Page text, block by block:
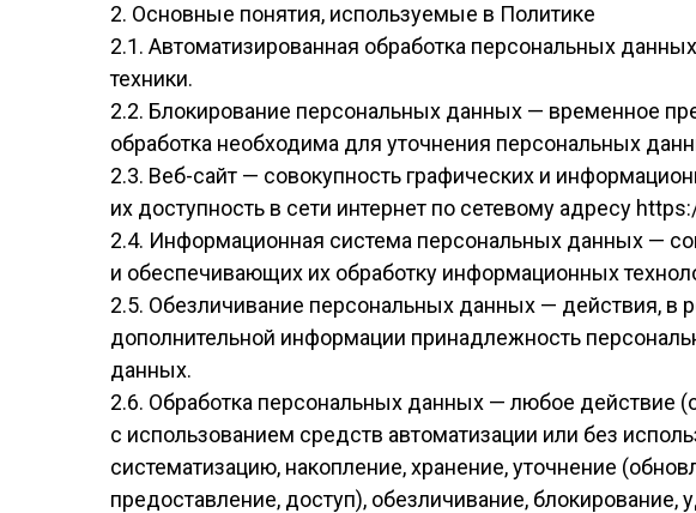
2. Основные понятия, используемые в Политике
2.1. Автоматизированная обработка персональных
техники.
2.2. Блокирование персональных данных — временное
обработка необходима для уточнения персональных
2.3. Веб-сайт — совокупность графических и
их доступность в сети интернет по сетевому адресу
2.4. Информационная система персональных данных —
и обеспечивающих их обработку информационных
2.5. Обезличивание персональных данных — действия, в
дополнительной информации принадлежность
данных.
2.6. Обработка персональных данных — любое действие
с использованием средств автоматизации или без
систематизацию, накопление, хранение, уточнение
предоставление, доступ), обезличивание,